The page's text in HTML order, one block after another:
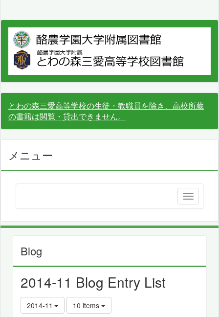
とわの森三愛高等学校の生徒・教職員を除き、高校所蔵
の書籍は閲覧・貸出できません。
メニュー
Blog
2014-11 Blog Entry List
2014-11 10 items